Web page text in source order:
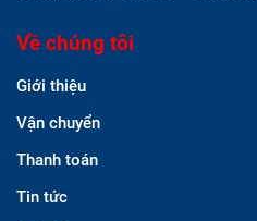
Về chúng tôi
Giới thiệu
Vận chuyển
Thanh toán
Tin tức